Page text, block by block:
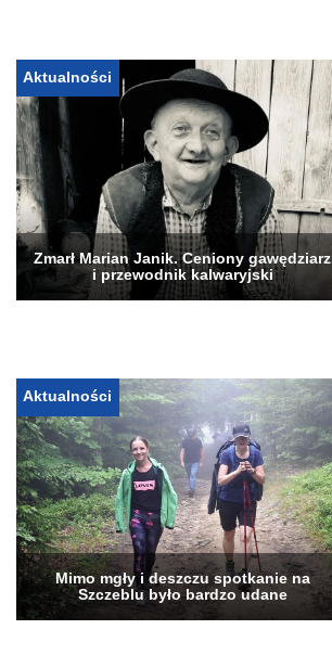
Aktualności
Zmarł Marian Janik. Ceniony gawędziarz
i przewodnik kalwaryjski
Aktualności
Mimo mgły i deszczu spotkanie na
Szczeblu było bardzo udane